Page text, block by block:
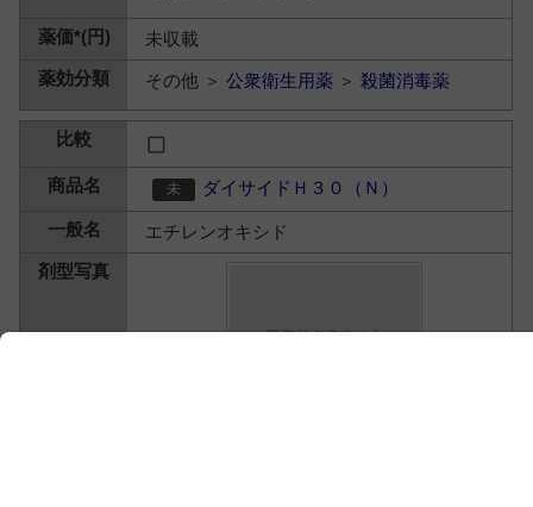
未収載
その他 ＞公衆衛生用薬 ＞ 殺菌消毒薬
ダイサイドＨ３０（Ｎ）
エチレンオキシド